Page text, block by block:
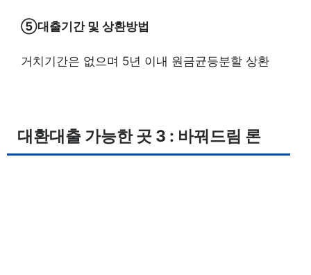
⑤대출기간 및 상환방법
거치기간은 없으며 5년 이내 원금균등분할 상환
대환대출 가능한 곳 3 : 바꿔드림 론